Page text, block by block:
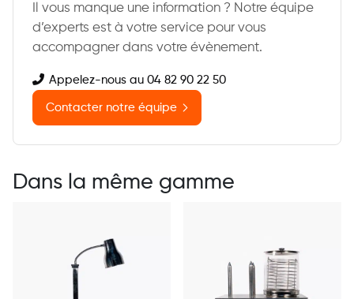
Il vous manque une information ? Notre équipe
d’experts est à votre service pour vous
accompagner dans votre évènement.
Appelez-nous au 04 82 90 22 50
Contacter notre équipe
Dans la même gamme